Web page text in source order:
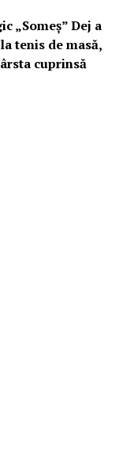
„Someș” Dej a
tenis de masă,
cuprinsă